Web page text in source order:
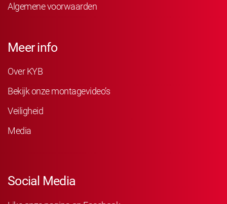
Algemene voorwaarden
Meer info
Over KYB
Bekijk onze montagevideo’s
Veiligheid
Media
Social Media